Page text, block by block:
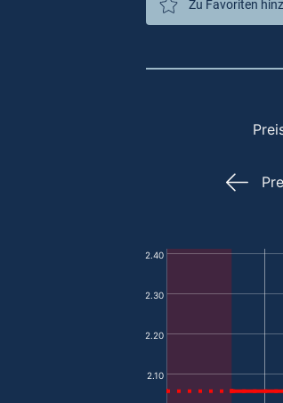
Zu Favoriten
2.10
2.20
2.30
2.40